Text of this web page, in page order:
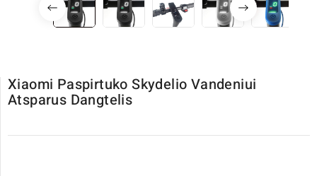
Xiaomi Paspirtuko Skydelio Vandeniui
Atsparus Dangtelis